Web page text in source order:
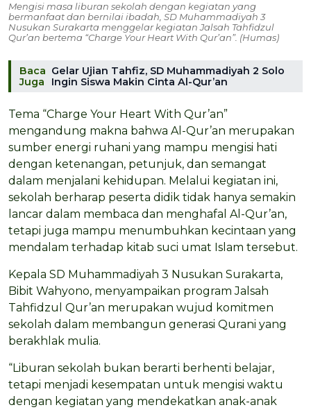
Mengisi masa liburan sekolah dengan kegiatan yang
bermanfaat dan bernilai ibadah, SD Muhammadiyah 3
Nusukan Surakarta menggelar kegiatan Jalsah Tahfidzul
Qur’an bertema “Charge Your Heart With Qur’an”. (Humas)
Baca
Juga
Gelar Ujian Tahfiz, SD Muhammadiyah 2 Solo
Ingin Siswa Makin Cinta Al-Qur’an
Tema “Charge Your Heart With Qur’an”
mengandung makna bahwa Al-Qur’an merupakan
sumber energi ruhani yang mampu mengisi hati
dengan ketenangan, petunjuk, dan semangat
dalam menjalani kehidupan. Melalui kegiatan ini,
sekolah berharap peserta didik tidak hanya semakin
lancar dalam membaca dan menghafal Al-Qur’an,
tetapi juga mampu menumbuhkan kecintaan yang
mendalam terhadap kitab suci umat Islam tersebut.
Kepala SD Muhammadiyah 3 Nusukan Surakarta,
Bibit Wahyono, menyampaikan program Jalsah
Tahfidzul Qur’an merupakan wujud komitmen
sekolah dalam membangun generasi Qurani yang
berakhlak mulia.
“Liburan sekolah bukan berarti berhenti belajar,
tetapi menjadi kesempatan untuk mengisi waktu
dengan kegiatan yang mendekatkan anak-anak